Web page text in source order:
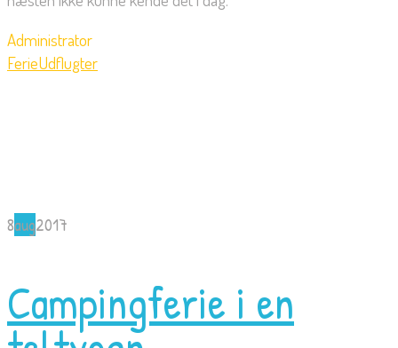
Administrator
FerieUdflugter
8aug2017
Campingferie i en